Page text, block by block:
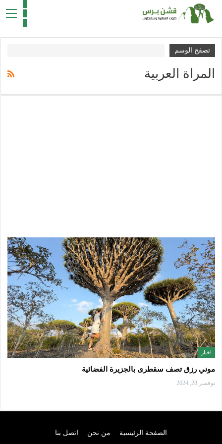
تصفح الوسم
المراة العربية
اخبار
موني رزق تصف سقطرى بالجزيرة الفضائية
نوفمبر 28, 2024
الصفحة الرئيسية من نحن اتصل بنا